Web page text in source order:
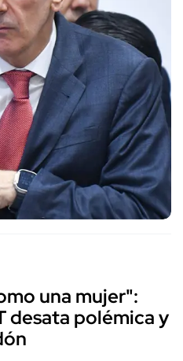
una mujer":
desata polémica y